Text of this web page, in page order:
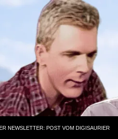
NEWSLETTER: POST VOM DIGISAURIER